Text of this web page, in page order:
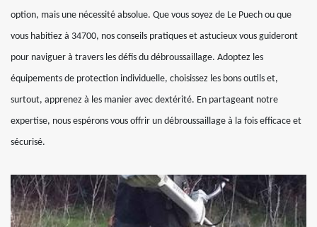
option, mais une nécessité absolue. Que vous soyez de Le Puech ou que
vous habitiez à 34700, nos conseils pratiques et astucieux vous guideront
pour naviguer à travers les défis du débroussaillage. Adoptez les
équipements de protection individuelle, choisissez les bons outils et,
surtout, apprenez à les manier avec dextérité. En partageant notre
expertise, nous espérons vous offrir un débroussaillage à la fois efficace et
sécurisé.